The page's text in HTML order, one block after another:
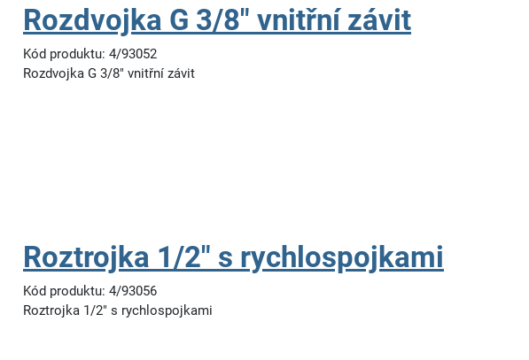
Rozdvojka G 3/8" vnitřní závit
Kód produktu: 4/93052
Rozdvojka G 3/8" vnitřní závit
Roztrojka 1/2" s rychlospojkami
Kód produktu: 4/93056
Roztrojka 1/2" s rychlospojkami